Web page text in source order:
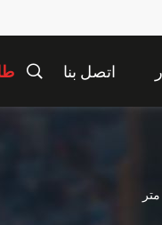
اتصل بنا